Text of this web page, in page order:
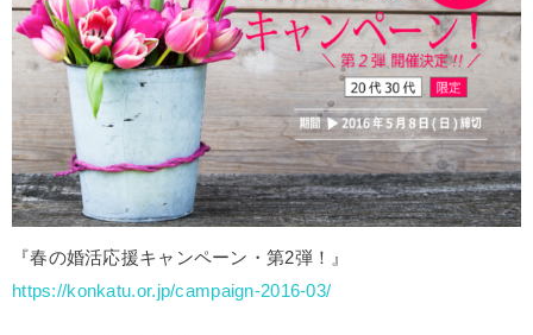
『春の婚活応援キャンペーン・第2弾！』
https://konkatu.or.jp/campaign-2016-03/